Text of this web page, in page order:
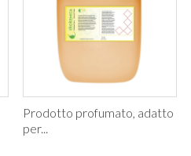
Prodotto profumato, adatto
per...